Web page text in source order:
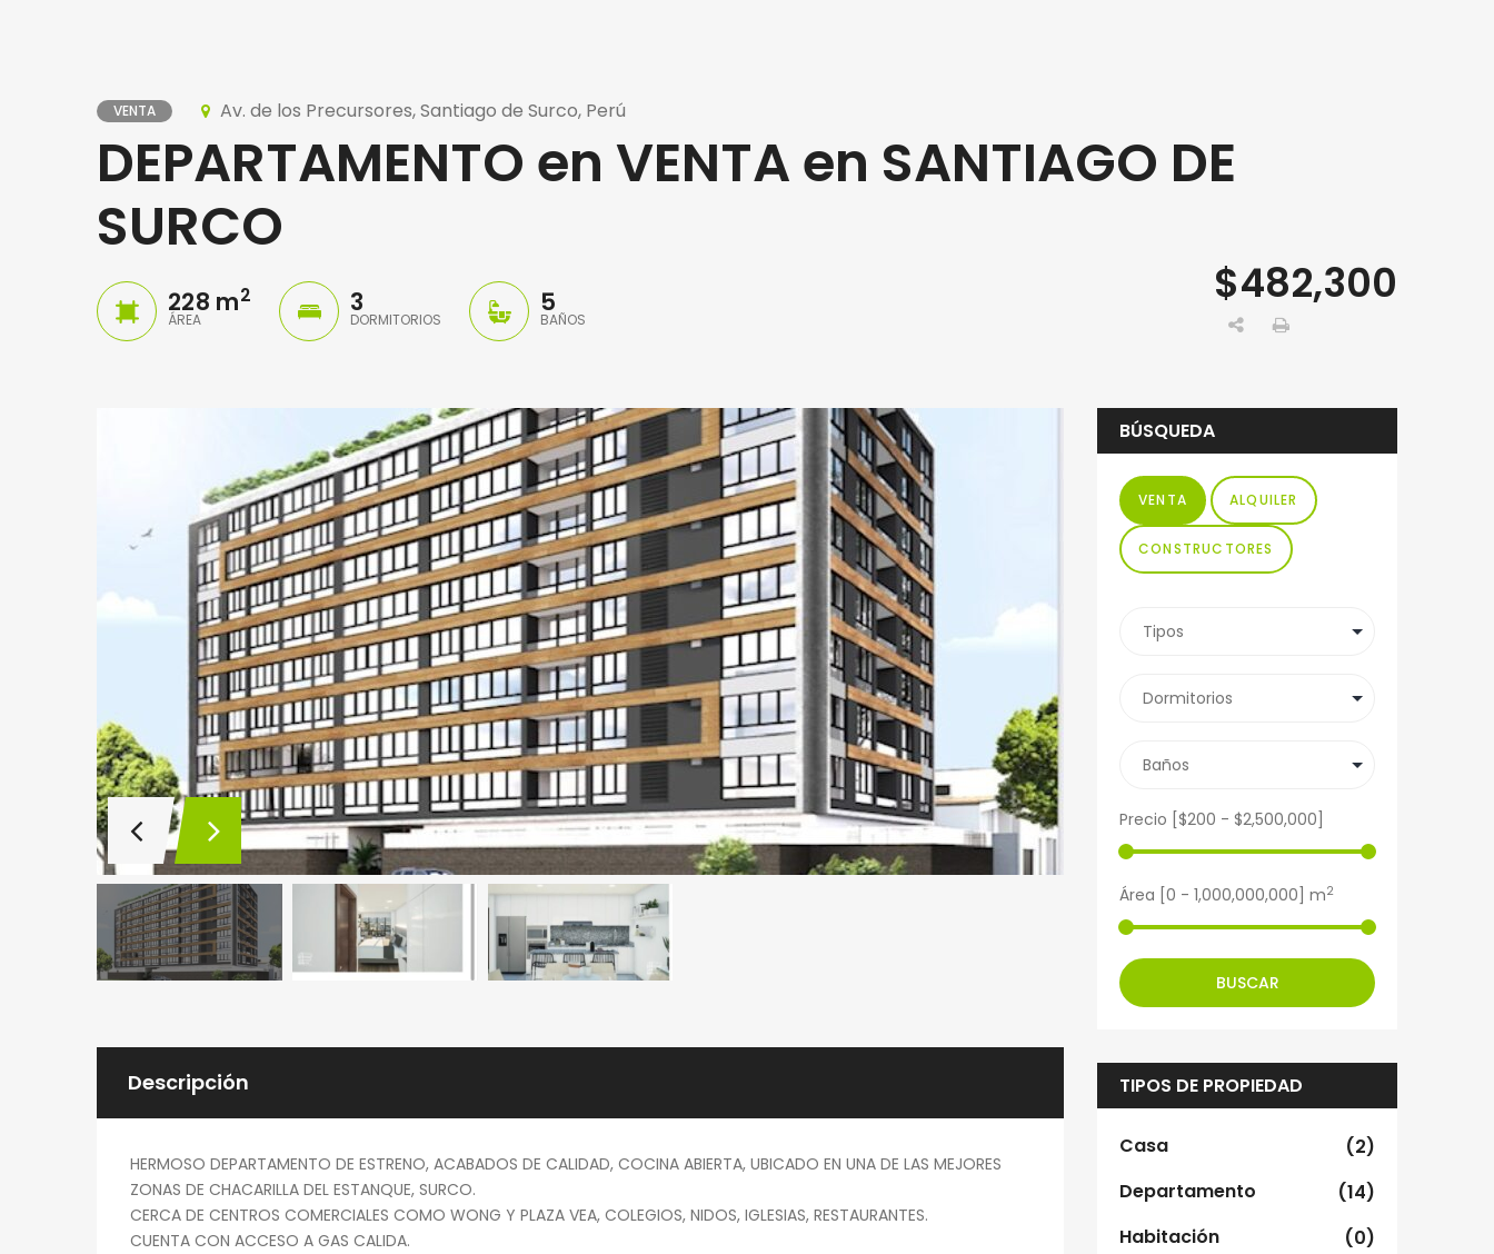
VENTA Av. de los Precursores, Santiago de Surco, Perú
DEPARTAMENTO en VENTA en SANTIAGO DE
SURCO
228 m2
ÁREA
3
DORMITORIOS
5
BAÑOS
$482,300
Descripción
HERMOSO DEPARTAMENTO DE ESTRENO, ACABADOS DE CALIDAD, COCINA ABIERTA, UBICADO EN UNA DE LAS MEJORES
ZONAS DE CHACARILLA DEL ESTANQUE, SURCO.
CERCA DE CENTROS COMERCIALES COMO WONG Y PLAZA VEA, COLEGIOS, NIDOS, IGLESIAS, RESTAURANTES.
CUENTA CON ACCESO A GAS CALIDA.
BÚSQUEDA
VENTA ALQUILER
CONSTRUCTORES
Precio [ $200 - $2,500,000
Área [ 0 - 1,000,000,000 ] m2
BUSCAR
TIPOS DE PROPIEDAD
Casa
(2)
Departamento
(14)
Habitación
(0)